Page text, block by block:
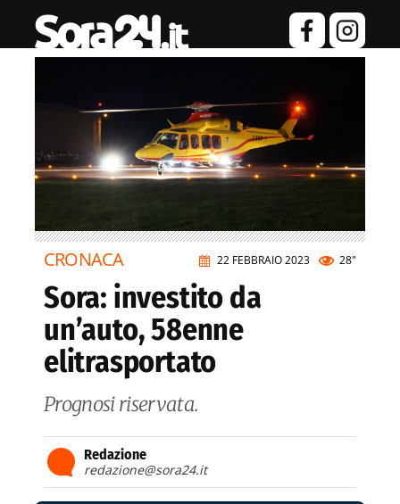
22 FEBBRAIO 2023 28"
CRONACA
Sora: investito da
un’auto, 58enne
elitrasportato
Prognosi riservata.
Redazione
redazione@sora24.it